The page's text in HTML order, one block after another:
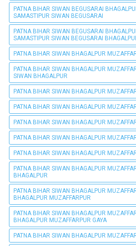
PATNA BIHAR SIWAN BEGUSARAI
SAMASTIPUR SIWAN BEGUSARAI
PATNA BIHAR SIWAN BEGUSARAI
SAMASTIPUR SIWAN BEGUSARAI
PATNA BIHAR SIWAN BHAGALPUR
PATNA BIHAR SIWAN BHAGALPUR
SIWAN BHAGALPUR
PATNA BIHAR SIWAN BHAGALPUR
PATNA BIHAR SIWAN BHAGALPUR
PATNA BIHAR SIWAN BHAGALPUR
PATNA BIHAR SIWAN BHAGALPUR
PATNA BIHAR SIWAN BHAGALPUR
PATNA BIHAR SIWAN BHAGALPUR
BHAGALPUR
PATNA BIHAR SIWAN BHAGALPUR
BHAGALPUR MUZAFFARPUR
PATNA BIHAR SIWAN BHAGALPUR
BHAGALPUR MUZAFFARPUR GAYA
PATNA BIHAR SIWAN BHAGALPUR